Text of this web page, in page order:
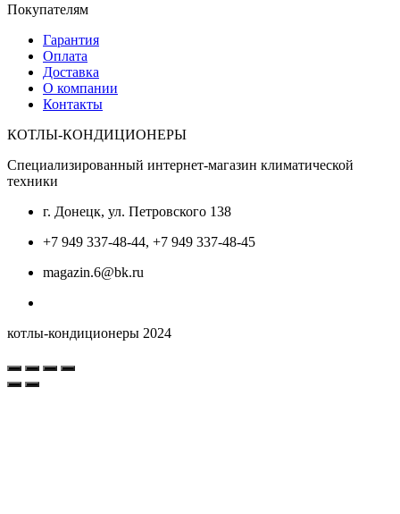
Покупателям
Гарантия
Оплата
Доставка
О компании
Контакты
КОТЛЫ-КОНДИЦИОНЕРЫ
Специализированный интернет-магазин климатической
техники
г. Донецк, ул. Петровского 138
+7 949 337-48-44, +7 949 337-48-45
magazin.6@bk.ru
котлы-кондиционеры 2024